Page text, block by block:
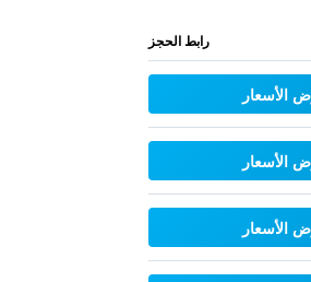
رابط الحجز
الأسعار
الأسعار
الأسعار